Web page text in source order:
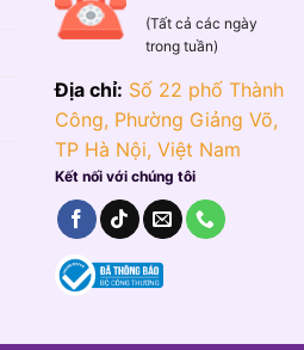
(Tất cả các ngày
trong tuần)
Địa chỉ: Số 22 phố Thành
Công, Phường Giảng Võ,
TP Hà Nội, Việt Nam
Kết nối với chúng tôi